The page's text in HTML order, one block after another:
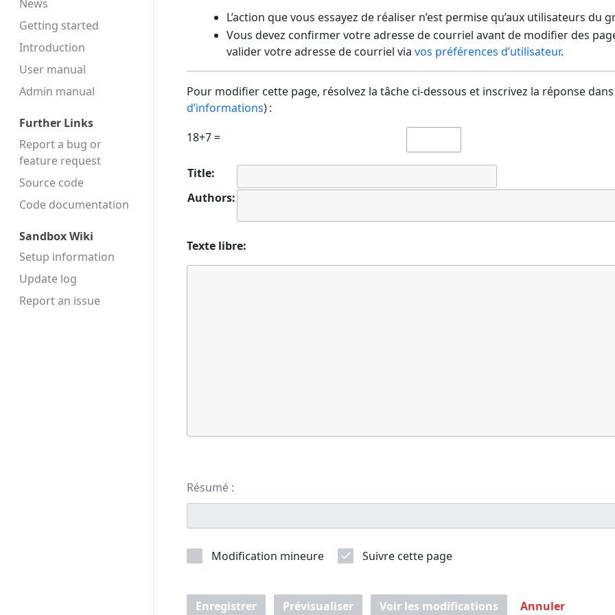
News
Getting started
Introduction
User manual
Admin manual
Further Links
Report a bug or
feature request
Source code
Code docu­mentation
Sandbox Wiki
Setup information
Update log
Report an issue
L’action que vous essayez de réaliser n’est permise qu’aux utilisateurs du
Vous devez confirmer votre adresse de courriel avant de modifier des
valider votre adresse de courriel via vos préférences d’utilisateur.
Pour modifier cette page, résolvez la tâche ci-dessous et inscrivez la réponse
d’informations) :
18+7 =
Title:
Authors:
Texte libre:
Résumé :
Modification mineure Suivre cette page
Enregistrer Prévisualiser Voir les modifications Annuler